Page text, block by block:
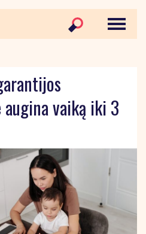
vaiką iki 3